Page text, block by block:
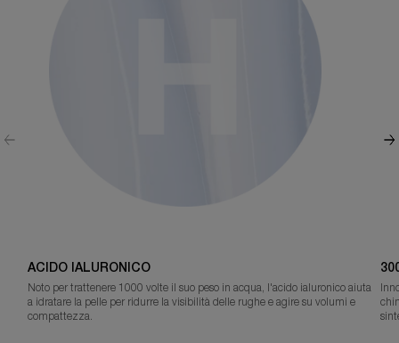
ACIDO IALURONICO
Noto per trattenere 1000 volte il suo peso in acqua, l'acido ialuronico aiuta
a idratare la pelle per ridurre la visibilità delle rughe e agire su volumi e
compattezza.